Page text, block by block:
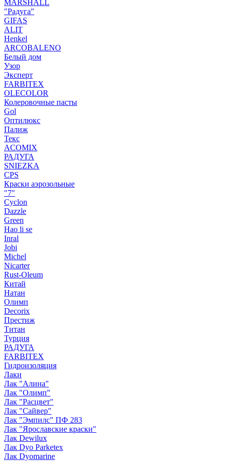
MARSHALL
"Радуга"
GIFAS
ALIT
Henkel
ARCOBALENO
Белый дом
Узор
Эксперт
FARBITEX
OLECOLOR
Колеровочные пасты
Gol
Оптилюкс
Палиж
Текс
ACOMIX
РАДУГА
SNIEZKA
CPS
Краски аэрозольные
"7"
Cyclon
Dazzle
Green
Hao li se
Inral
Jobi
Michel
Nicarter
Rust-Oleum
Китай
Натан
Олимп
Decorix
Престиж
Титан
Турция
РАДУГА
FARBITEX
Гидроизоляция
Лаки
Лак "Алина"
Лак "Олимп"
Лак "Расцвет"
Лак "Сайвер"
Лак "Эмпилс" ПФ 283
Лак "Ярославские краски"
Лак Dewilux
Лак Dyo Parketex
Лак Dyomarine